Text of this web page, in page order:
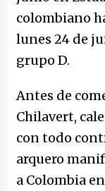
colombiano
lunes 24 de
grupo D.
Antes de
Chilavert,
con todo
arquero
a Colombia